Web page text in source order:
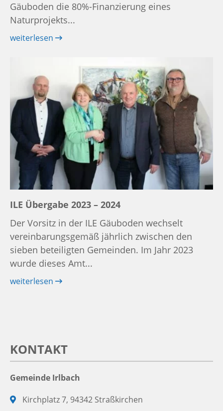
Gäuboden die 80%-Finanzierung eines
Naturprojekts...
weiterlesen
ILE Übergabe 2023 – 2024
Der Vorsitz in der ILE Gäuboden wechselt
vereinbarungsgemäß jährlich zwischen den
sieben beteiligten Gemeinden. Im Jahr 2023
wurde dieses Amt...
weiterlesen
KONTAKT
Gemeinde Irlbach
Adresse:
Kirchplatz 7, 94342 Straßkirchen